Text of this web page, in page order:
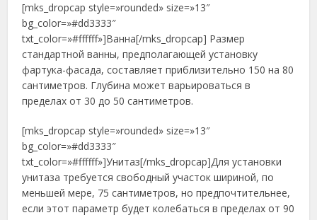
[mks_dropcap style=»rounded» size=»13″
bg_color=»#dd3333″
txt_color=»#ffffff»]Ванна[/mks_dropcap] Размер
стандартной ванны, предполагающей установку
фартука-фасада, составляет приблизительно 150 на 80
сантиметров. Глубина может варьироваться в
пределах от 30 до 50 сантиметров.
[mks_dropcap style=»rounded» size=»13″
bg_color=»#dd3333″
txt_color=»#ffffff»]Унитаз[/mks_dropcap]Для установки
унитаза требуется свободный участок шириной, по
меньшей мере, 75 сантиметров, но предпочтительнее,
если этот параметр будет колебаться в пределах от 90